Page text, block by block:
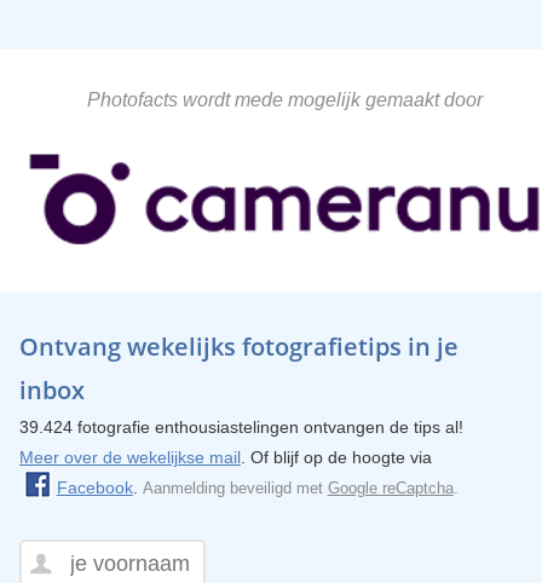
Photofacts wordt mede mogelijk gemaakt door
Ontvang wekelijks fotografietips in je
inbox
39.424 fotografie enthousiastelingen ontvangen de tips al!
Meer over de wekelijkse mail. Of blijf op de hoogte via
Facebook. Aanmelding beveiligd met Google reCaptcha.